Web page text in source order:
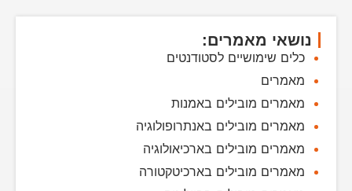
נושאי מאמרים:
כלים שימושיים לסטודנטים
מאמרים
מאמרים מובילים באמנות
מאמרים מובילים באנתרופולוגיה
מאמרים מובילים בארכיאולוגיה
מאמרים מובילים בארכיטקטורה